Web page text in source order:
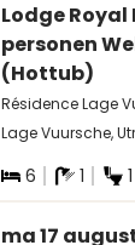
Lodge Royal
personen
(Hottub)
Résidence Lage
Lage Vuursche,
6 1 1
ma 17